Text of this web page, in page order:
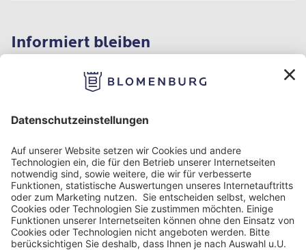
Informiert bleiben
Impressum
Datenschutzinformation
Nutzungsbedingungen